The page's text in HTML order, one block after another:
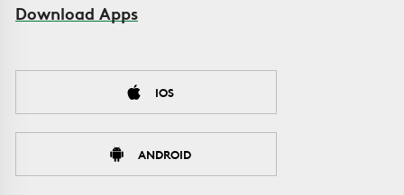
Download Apps
IOS
ANDROID